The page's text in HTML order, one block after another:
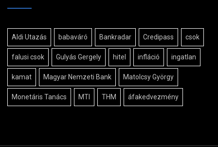
Aldi Utazás babaváró Bankradar Credipass csok
falusi csok Gulyás Gergely hitel infláció ingatlan
kamat Magyar Nemzeti Bank Matolcsy György
Monetáris Tanács MTI THM áfakedvezmény